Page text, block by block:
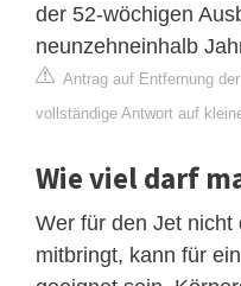
der 52-wöchigen
neunzehneinhalb
Antrag auf Entfernung
vollständige Antwort auf
Wie viel darf
Wer für den Jet
mitbringt, kann für